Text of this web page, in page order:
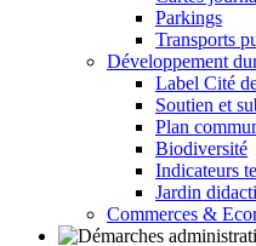
Parkings
Transports
Développement
Label Cité
Soutien et
Plan
Biodiversité
Indicateurs
Jardin
Commerces &